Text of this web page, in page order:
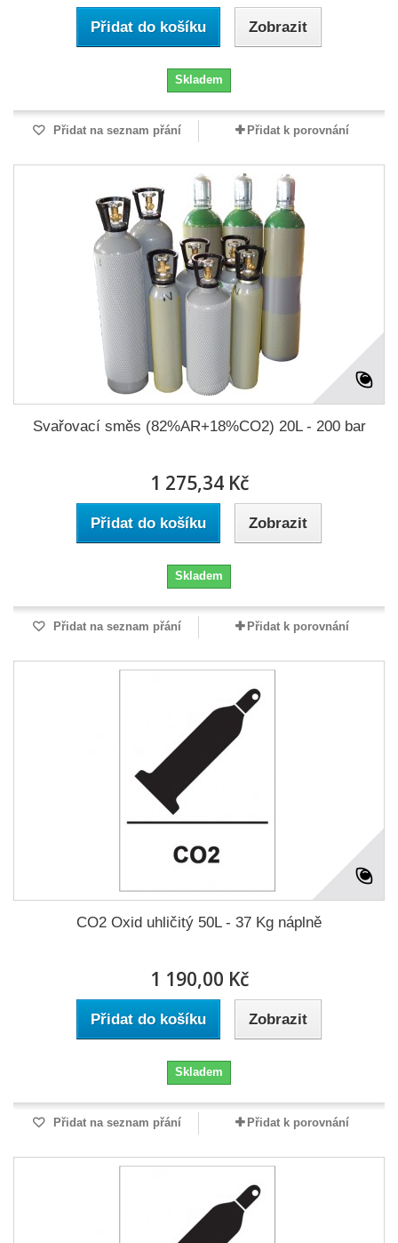
Přidat do košíku Zobrazit
Skladem
Přidat na seznam přání Přidat k porovnání
Svařovací směs (82%AR+18%CO2) 20L - 200 bar
1 275,34 Kč
Přidat do košíku Zobrazit
Skladem
Přidat na seznam přání Přidat k porovnání
CO2 Oxid uhličitý 50L - 37 Kg náplně
1 190,00 Kč
Přidat do košíku Zobrazit
Skladem
Přidat na seznam přání Přidat k porovnání